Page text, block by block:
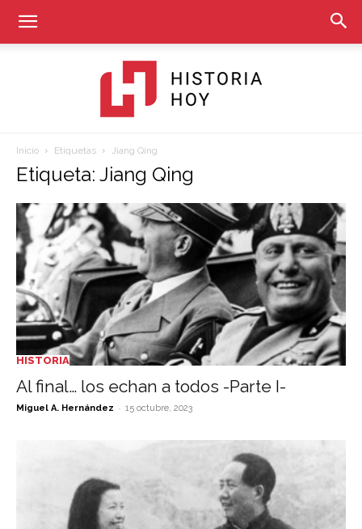
Hoy
Inicio Etiquetas Jiang Qing
Etiqueta: Jiang Qing
HISTORIA
Al final… los echan a todos -Parte I-
Miguel A. Hernández - 15 octubre, 2023